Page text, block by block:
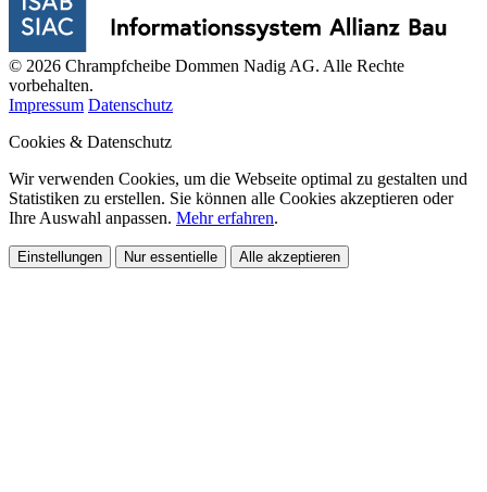
© 2026 Chrampfcheibe Dommen Nadig AG. Alle Rechte
vorbehalten.
Impressum Datenschutz
Cookies & Datenschutz
Wir verwenden Cookies, um die Webseite optimal zu gestalten und
Statistiken zu erstellen. Sie können alle Cookies akzeptieren oder
Ihre Auswahl anpassen. Mehr erfahren.
Einstellungen Nur essentielle Alle akzeptieren